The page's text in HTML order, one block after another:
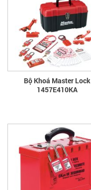
Bộ Khoá Master Lock
1457E410KA